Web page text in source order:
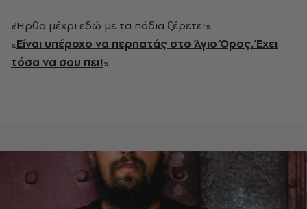
«Ήρθα μέχρι εδώ με τα πόδια ξέρετε!».
«Είναι υπέροχο να περπατάς στο Άγιο Όρος. Έχει
τόσα να σου πει!».